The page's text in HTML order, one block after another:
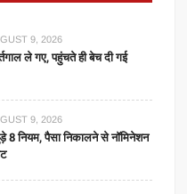
9, 2026
ले गए, पहुंचते ही बेच दी गई
9, 2026
नियम, पैसा निकालने से नॉमिनेशन